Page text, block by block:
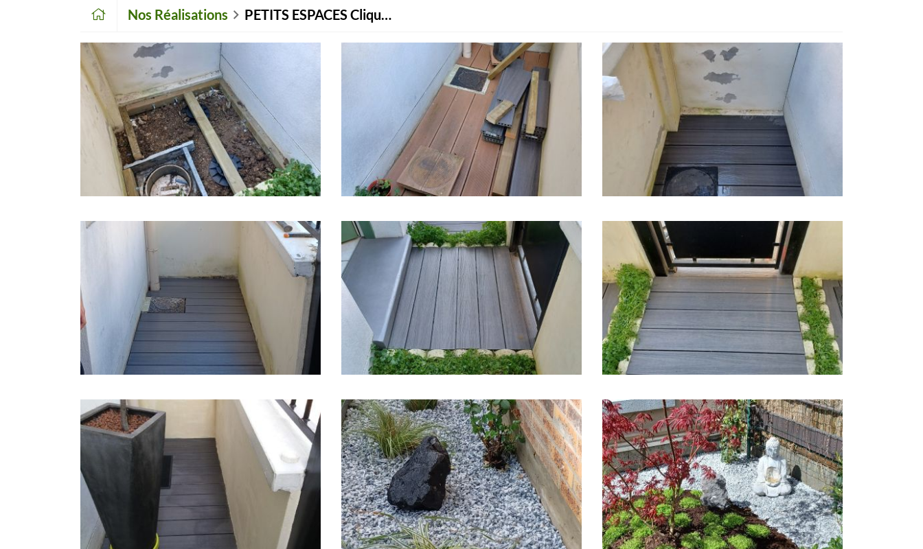
Nos Réalisations PETITS ESPACES Cliquez ici !